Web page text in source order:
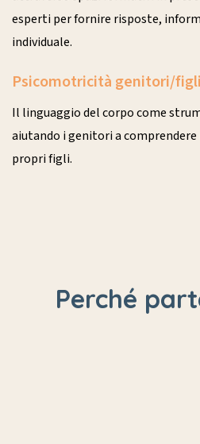
esperti per fornire risposte,
individuale.
Psicomotricità genitori/figli
Il linguaggio del corpo come
aiutando i genitori a
propri figli.
Perché